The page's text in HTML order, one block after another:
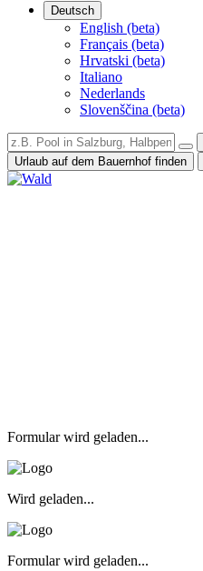
Deutsch
English (beta)
Français (beta)
Hrvatski (beta)
Italiano
Nederlands
Slovenščina (beta)
Urlaub auf dem Bauernhof finden
Formular wird geladen...
Wird geladen...
Formular wird geladen...